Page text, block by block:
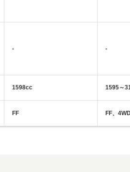
-
1598cc
FF
-
1595～
FF、